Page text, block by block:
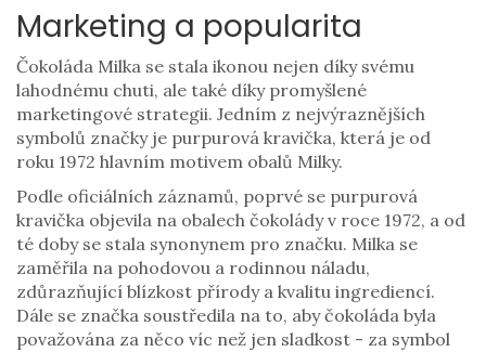
Marketing a popularita
Čokoláda Milka se stala ikonou nejen díky svému
lahodnému chuti, ale také díky promyšlené
marketingové strategii. Jedním z nejvýraznějších
symbolů značky je purpurová kravička, která je od
roku 1972 hlavním motivem obalů Milky.
Podle oficiálních záznamů, poprvé se purpurová
kravička objevila na obalech čokolády v roce 1972, a od
té doby se stala synonynem pro značku. Milka se
zaměřila na pohodovou a rodinnou náladu,
zdůrazňující blízkost přírody a kvalitu ingrediencí.
Dále se značka soustředila na to, aby čokoláda byla
považována za něco víc než jen sladkost - za symbol